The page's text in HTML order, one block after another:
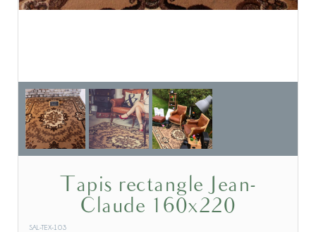
Claude 160x220
SAL-TEX-103